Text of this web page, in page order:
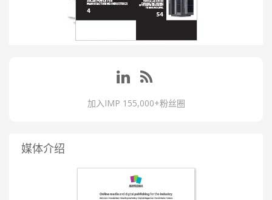
加入IMP 155,000+粉丝圈
媒体介绍